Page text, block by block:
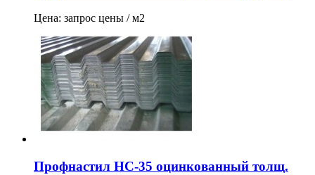
Цена: запрос цены / м2
Профнастил НС-35 оцинкованный толщ.